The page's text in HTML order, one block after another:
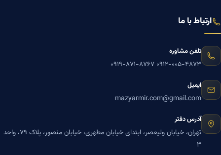
ارتباط با ما
تلفن مشاوره
۰۹۱۲-۰۰۵-۴۸۷۳ ۰۹۱۹-۸۷۱-۸۷۶۷
ایمیل
mazyarmir.com@gmail.com
آدرس دفتر
تهران، خیابان ولیعصر، ابتدای خیابان مطهری، خیابان منصور، پلاک ۷۹، واحد
۳